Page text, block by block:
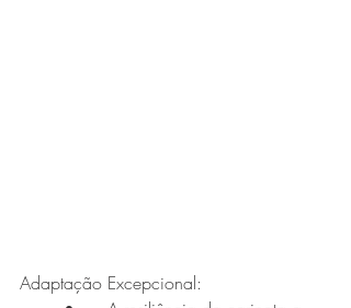
Adaptação Excepcional: